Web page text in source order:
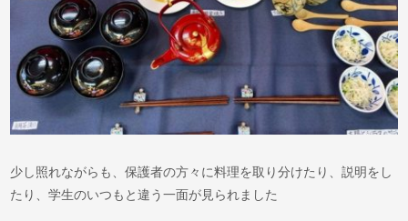
少し照れながらも、保護者の方々に料理を取り分けたり、説明をし
たり、学生のいつもと違う一面が見られました